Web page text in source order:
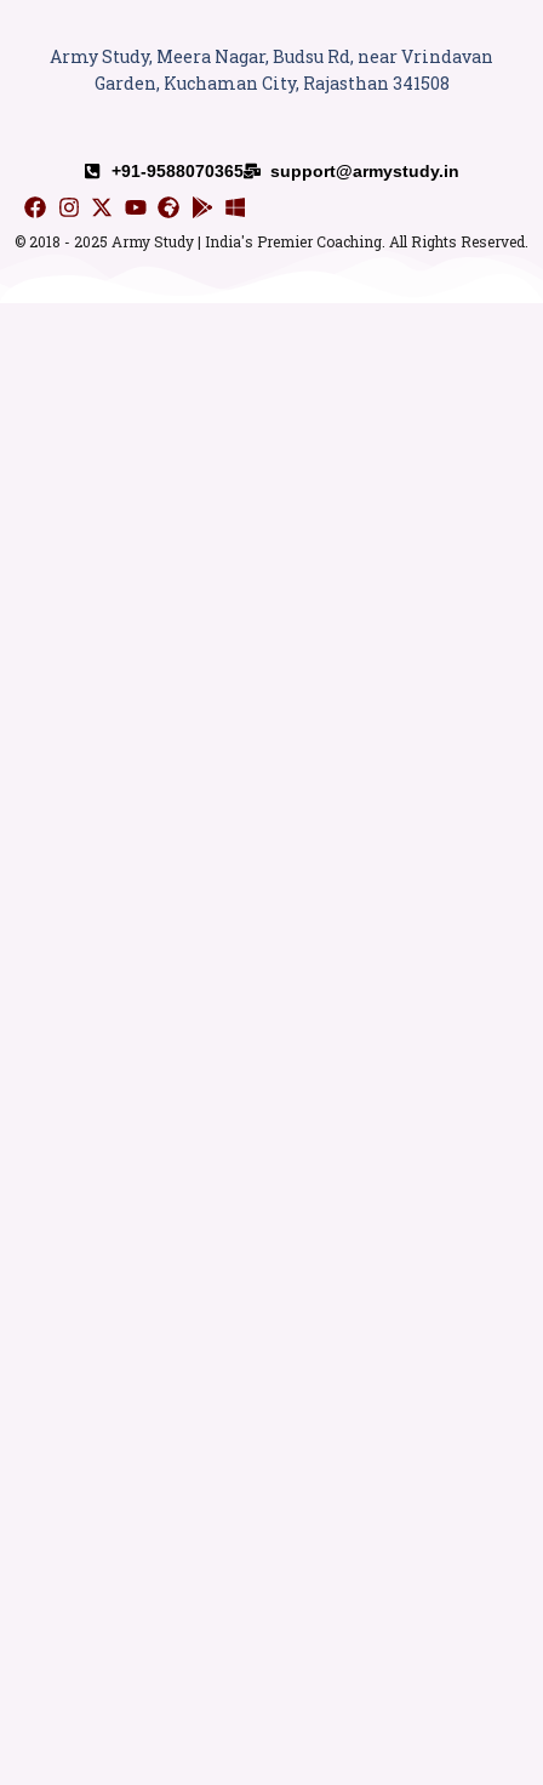
Army Study, Meera Nagar, Budsu Rd, near Vrindavan
Garden, Kuchaman City, Rajasthan 341508
+91-9588070365 support@armystudy.in
© 2018 - 2025 Army Study | India's Premier Coaching. All Rights Reserved.